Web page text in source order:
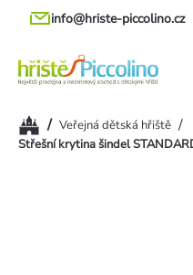
Přejít
info@hriste-piccolino.cz
Domů/ Veřejná dětská hřiště /
Střešní krytina šindel